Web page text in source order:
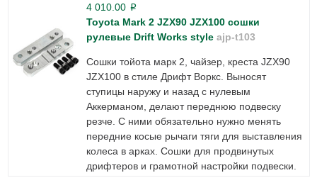
4 010.00 p
Toyota Mark 2 JZX90 JZX100 сошки
рулевые Drift Works style ajp-t103
Сошки тойота марк 2, чайзер, креста JZX90
JZX100 в стиле Дрифт Воркс. Выносят
ступицы наружу и назад с нулевым
Аккерманом, делают переднюю подвеску
резче. С ними обязательно нужно менять
передние косые рычаги тяги для выставления
колеса в арках. Сошки для продвинутых
дрифтеров и грамотной настройки подвески.